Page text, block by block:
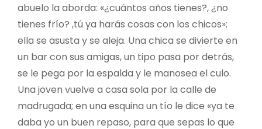
abuelo la aborda: «¿cuántos años tienes?, ¿no
tienes frío? ,tú ya harás cosas con los chicos»;
ella se asusta y se aleja. Una chica se divierte en
un bar con sus amigas, un tipo pasa por detrás,
se le pega por la espalda y le manosea el culo.
Una joven vuelve a casa sola por la calle de
madrugada; en una esquina un tío le dice «ya te
daba yo un buen repaso, para que sepas lo que